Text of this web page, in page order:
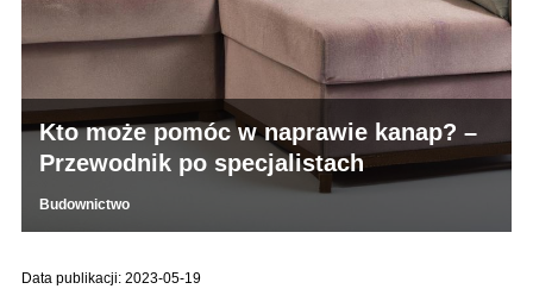
Kto może pomóc w naprawie kanap? –
Przewodnik po specjalistach
Budownictwo
Data publikacji: 2023-05-19